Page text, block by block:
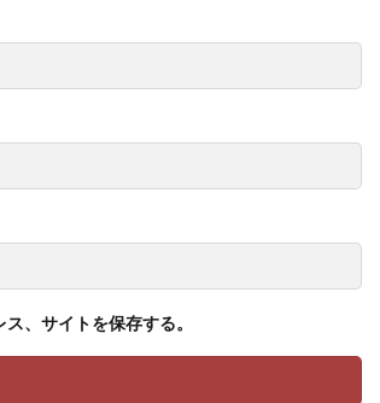
、サイトを保存する。